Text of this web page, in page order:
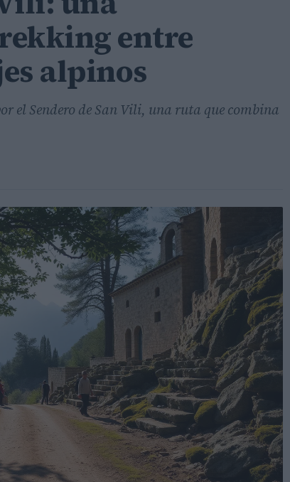
entre
alpinos
el Sendero de San Vili, una ruta que combina